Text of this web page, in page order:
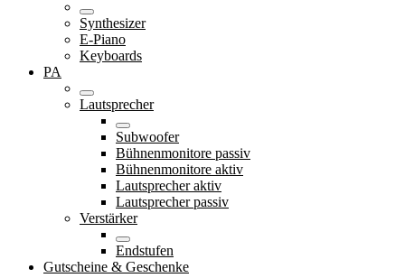
Synthesizer
E-Piano
Keyboards
PA
Lautsprecher
Subwoofer
Bühnenmonitore passiv
Bühnenmonitore aktiv
Lautsprecher aktiv
Lautsprecher passiv
Verstärker
Endstufen
Gutscheine & Geschenke